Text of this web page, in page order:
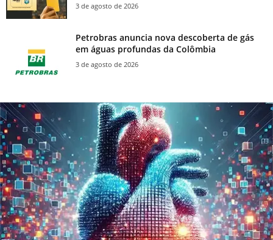
3 de agosto de 2026
Petrobras anuncia nova descoberta de gás
em águas profundas da Colômbia
3 de agosto de 2026